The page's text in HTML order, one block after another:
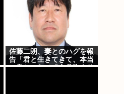
佐藤二朗、妻とのハグを報
告「君と生きてきて、本当
に良かった」「文〇砲より